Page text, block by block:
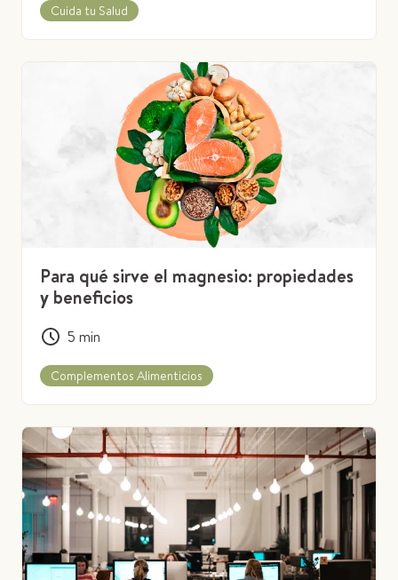
Cuida tu Salud
Para qué sirve el magnesio: propiedades
y beneficios
5 min
Complementos Alimenticios